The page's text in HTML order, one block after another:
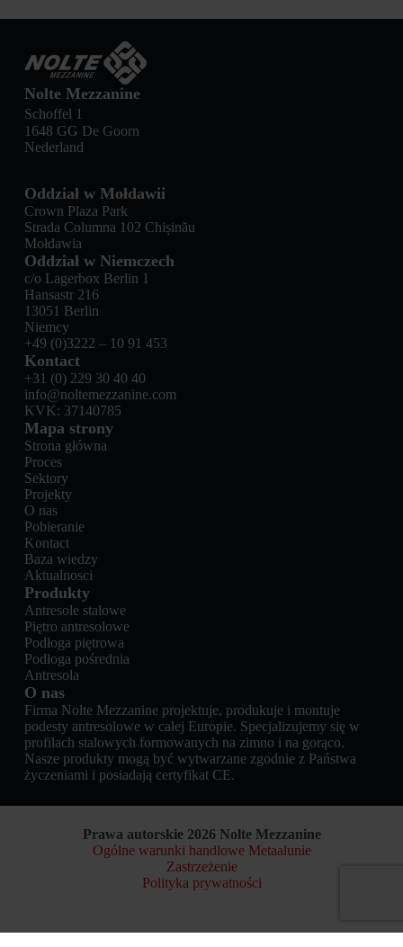
Nolte Mezzanine
Schoffel 1
1648 GG De Goorn
Nederland
Oddział w Mołdawii
Crown Plaza Park
Strada Columna 102 Chișinău
Mołdawia
Mapa strony
Strona główna
Proces
Sektory
Projekty
O nas
Pobieranie
Kontact
Baza wiedzy
Aktualnosci
Produkty
Antresole stalowe
Piętro antresolowe
Podłoga piętrowa
Podłoga pośrednia
Antresola
O nas
Firma Nolte Mezzanine projektuje, produkuje i montuje
podesty antresolowe w całej Europie. Specjalizujemy się w
profilach stalowych formowanych na zimno i na gorąco.
Nasze produkty mogą być wytwarzane zgodnie z Państwa
życzeniami i posiadają certyfikat CE.
Oddział w Niemczech
c/o Lagerbox Berlin 1
Hansastr 216
13051 Berlin
Niemcy
+49 (0)3222 – 10 91 453
Kontact
+31 (0) 229 30 40 40
info@noltemezzanine.com
KVK: 37140785
Prawa autorskie 2026 Nolte Mezzanine
Ogólne warunki handlowe Metaalunie
Zastrzeżenie
Polityka prywatności